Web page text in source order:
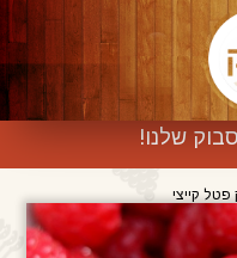
שלנו!
קייצי